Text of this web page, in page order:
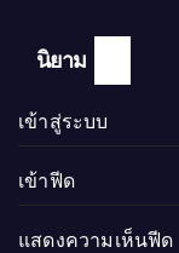
นิยาม
เข้าสู่ระบบ
เข้าฟีด
แสดงความเห็นฟีด